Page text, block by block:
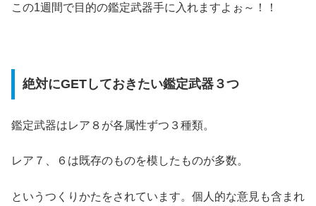
この1週間で目的の鑑定武器手に入れますよぉ～！！
絶対にGETしておきたい鑑定武器３つ
鑑定武器はレア８が各属性ずつ３種類。
レア７、６は既存のものを模したものが多数。
というつくりかたをされています。個人的な意見も含まれ